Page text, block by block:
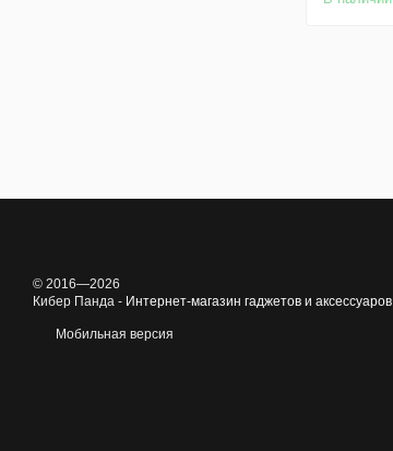
© 2016—2026
Кибер Панда - Интернет-магазин гаджетов и аксессуаров
Мобильная версия